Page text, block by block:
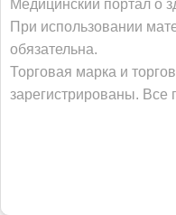
Медицинский портал о
При использовании
обязательна.
Торговая марка и
зарегистрированы.